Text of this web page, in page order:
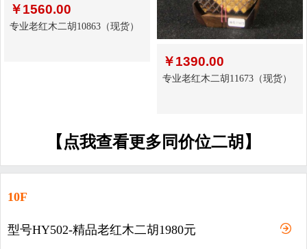
￥1560.00
专业老红木二胡10863（现货）
￥1390.00
专业老红木二胡11673（现货）
【点我查看更多同价位二胡】
10F
型号HY502-精品老红木二胡1980元